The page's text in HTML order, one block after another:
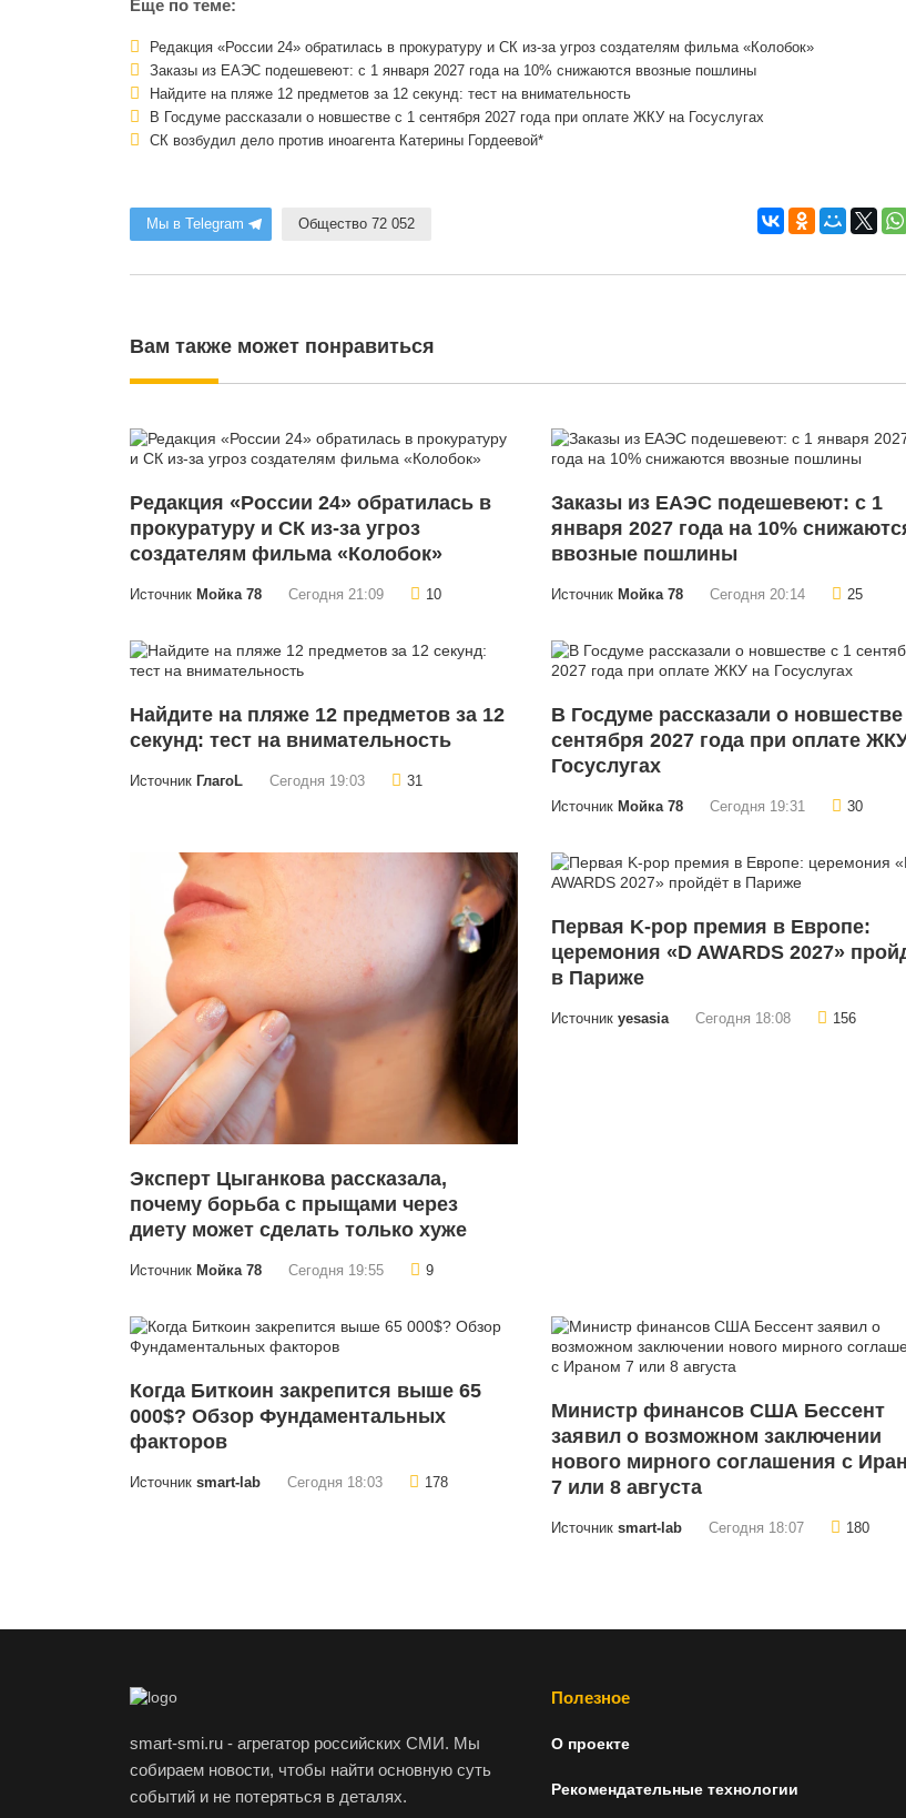
Еще по теме:
Редакция «России 24» обратилась в прокуратуру и СК из-за угроз создателям фильма «Колобок»
Заказы из ЕАЭС подешевеют: с 1 января 2027 года на 10% снижаются ввозные пошлины
Найдите на пляже 12 предметов за 12 секунд: тест на внимательность
В Госдуме рассказали о новшестве с 1 сентября 2027 года при оплате ЖКУ на Госуслугах
СК возбудил дело против иноагента Катерины Гордеевой*
Мы в Telegram Общество 72 052
Вам также может понравиться
Редакция «России 24» обратилась в
прокуратуру и СК из-за угроз
создателям фильма «Колобок»
Источник Мойка 78 Сегодня 21:09 10
Заказы из ЕАЭС подешевеют: с 1
января 2027 года на 10%
ввозные пошлины
Источник Мойка 78 Сегодня 20:14 25
Найдите на пляже 12 предметов за 12
секунд: тест на внимательность
Источник ГлагоL Сегодня 19:03 31
В Госдуме рассказали о новшестве
сентября 2027 года при оплате
Госуслугах
Источник Мойка 78 Сегодня 19:31 30
Эксперт Цыганкова рассказала,
почему борьба с прыщами через
диету может сделать только хуже
Источник Мойка 78 Сегодня 19:55 9
Первая K-pop премия в Европе:
церемония «D AWARDS 2027»
в Париже
Источник yesasia Сегодня 18:08 156
Когда Биткоин закрепится выше 65
000$? Обзор Фундаментальных
факторов
Источник smart-lab Сегодня 18:03 178
Министр финансов США Бессент
заявил о возможном заключении
нового мирного соглашения с
7 или 8 августа
Источник smart-lab Сегодня 18:07 180
smart-smi.ru - агрегатор российских СМИ. Мы
собираем новости, чтобы найти основную суть
событий и не потеряться в деталях.
Полезное
О проекте
Рекомендательные технологии